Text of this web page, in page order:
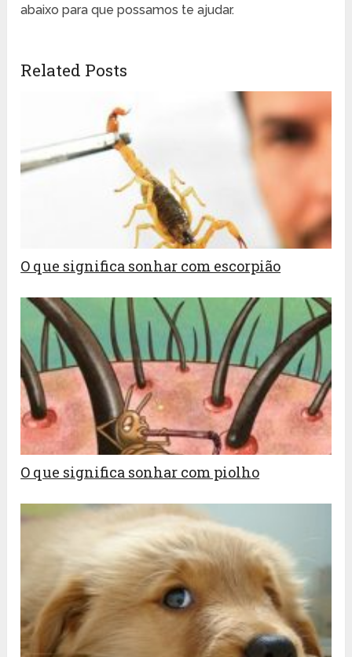
abaixo para que possamos te ajudar.
Related Posts
O que significa sonhar com escorpião
O que significa sonhar com piolho